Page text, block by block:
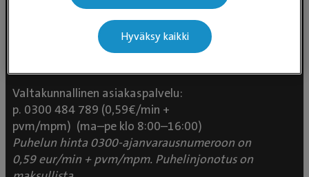
Evidensia Eläinlääkäripalvelut
Valtakunnallinen asiakaspalvelu:
p. 0300 484 789 (0,59€/min +
pvm/mpm) (ma–pe klo 8:00–16:00)
Puhelun hinta 0300-ajanvarausnumeroon on
0,59 eur/min + pvm/mpm. Puhelinjonotus on
Hyväksy kaikki